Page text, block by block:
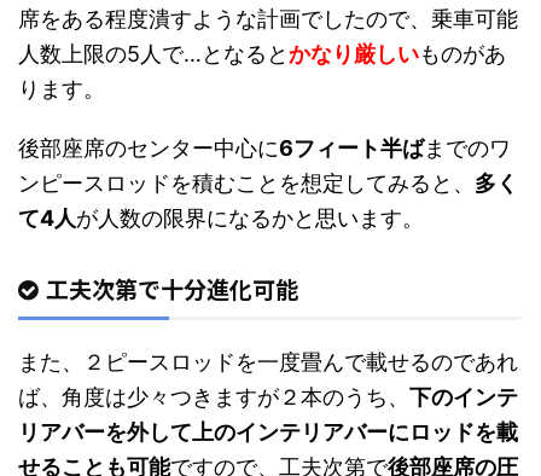
席をある程度潰すような計画でしたので、乗車可能
人数上限の5人で…となるとかなり厳しいものがあ
ります。
後部座席のセンター中心に6フィート半ばまでのワ
ンピースロッドを積むことを想定してみると、 多く
て4人が人数の限界になるかと思います。
工夫次第で十分進化可能
また、２ピースロッドを一度畳んで載せるのであれ
ば、角度は少々つきますが２本のうち、 下のインテ
リアバーを外して上のインテリアバーにロッドを載
せることも可能ですので、工夫次第で後部座席の圧